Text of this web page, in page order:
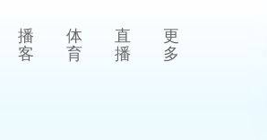
播
客
体
育
直
播
更
多